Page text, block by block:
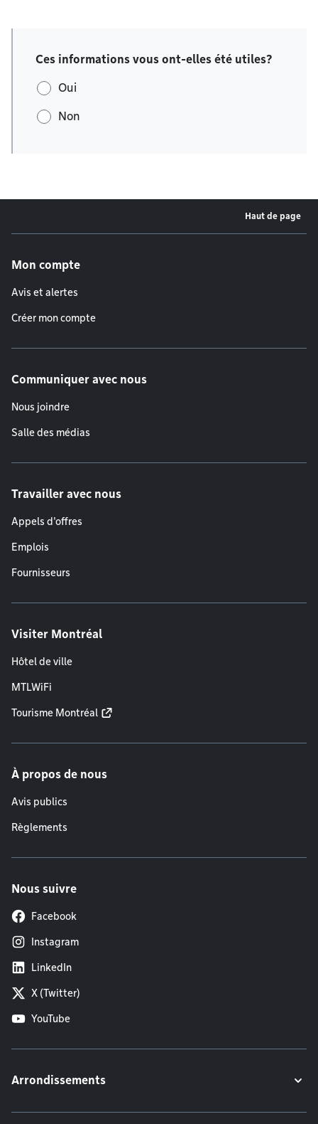
Ces informations vous ont-elles été utiles?
Oui
Non
Haut de page
Mon compte
Avis et alertes
Créer mon compte
Communiquer avec nous
Nous joindre
Salle des médias
Travailler avec nous
Appels d'offres
Emplois
Fournisseurs
Visiter Montréal
Hôtel de ville
MTLWiFi
Tourisme Montréal
À propos de nous
Avis publics
Règlements
Nous suivre
Facebook
Instagram
LinkedIn
X (Twitter)
YouTube
Arrondissements